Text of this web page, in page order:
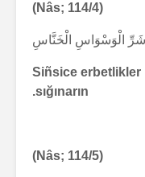
(Nâs; 114/4)
الْوَسْوَاسِ الْخَنَّاسِ
Siñsice erbetlikler
sığınarın.
(Nâs; 114/5)